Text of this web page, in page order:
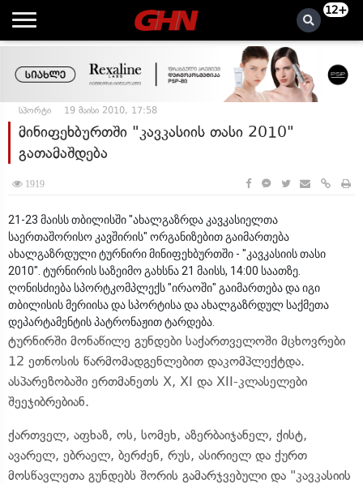
12+
სპორტი 19 მაისი 2010, 17:58
მინიფეხბურთში "კავკასიის თასი 2010"
გათამაშდება
1919
21-23 მაისს თბილისში "ახალგაზრდა კავკასიელთა
საერთაშორისო კავშირის" ორგანიზებით გაიმართება
ახალგაზრდული ტურნირი მინიფეხბურთში - "კავკასიის თასი
2010". ტურნირის საზეიმო გახსნა 21 მაისს, 14:00 საათზე.
ღონისძიება სპორტკომპლექს "ირაოში" გაიმართება და იგი
თბილისის მერიისა და სპორტისა და ახალგაზრდულ საქმეთა
დეპარტამენტის პატრონაჟით ტარდება.
ტურნირში მონაწილე გუნდები საქართველოში მცხოვრები
12 ეთნოსის წარმომადგენლებით დაკომპლექტდა.
ასპარეზობაში ერთმანეთს X, XI და XII-კლასელები
შეეჯიბრებიან.
ქართველ, აფხაზ, ოს, სომეხ, აზერბაიჯანელ, ქისტ,
ავარელ, ებრაელ, ბერძენ, რუს, ასირიელ და ქურთ
მოსწავლეთა გუნდებს შორის გამარჯვებული და "კავკასიის